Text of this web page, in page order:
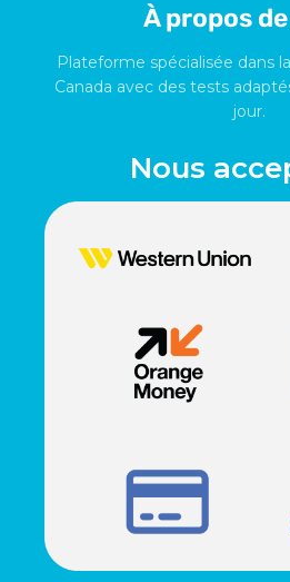
À propos
Plateforme spécialisée dans
Canada avec des tests
jour.
Nous